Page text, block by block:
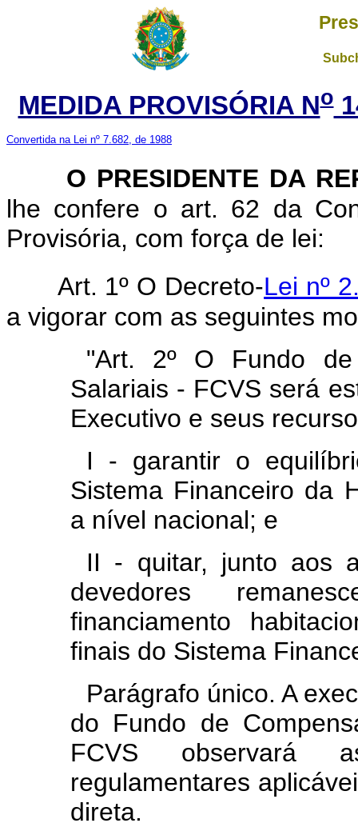
MEDIDA PROVISÓRIA No
Convertida na Lei nº 7.682, de 1988
O PRESIDENTE DA
lhe confere o art. 62 da
Provisória, com força de lei:
Art. 1º O Decreto-Lei nº
a vigorar com as seguintes
"Art. 2º O Fundo de
Salariais - FCVS será
Executivo e seus
I - garantir o
Sistema Financeiro da
a nível nacional; e
II - quitar, junto aos
devedores
financiamento
finais do Sistema
Parágrafo único. A
do Fundo de
FCVS observará
regulamentares
direta.